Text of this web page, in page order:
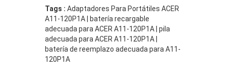
Tags : Adaptadores Para Portátiles ACER
A11-120P1A | batería recargable
adecuada para ACER A11-120P1A | pila
adecuada para ACER A11-120P1A |
batería de reemplazo adecuada para A11-
120P1A